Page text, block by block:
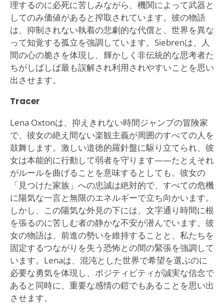
理するのに必死に苦しみながら、機関によって武器と
してのみ価値があると搾取されています。彼の物語
は、抑制されない執着の悲劇的な代償と、世界を異な
って知覚する孤立を強調しています。Siebrenは、人
間の心の脆さを体現し、輝かしく非伝統的な思考者た
ちがしばしば最も誤解され利用されやすいことを思い
出させます。
Tracer
Lena Oxtonは、抑えきれない時間ジャンプの冒険家
で、彼女の絶え間ない楽観主義が周囲のすべての人を
鼓舞します。激しい道徳的羅針盤に駆り立てられ、彼
女は本能的に行動して弱者を守ります——たとえそれ
がルールを曲げることを意味するとしても。彼女の
「見つけた家族」への忠誠は絶対的で、すべての危機
に陽気な一言と無限のエネルギーで立ち向かいます。
しかし、この陽気な外見の下には、文字通り時間に根
を張るのに苦しむ者の静かな不安が潜んでいます。彼
女の物語は、前進の勢いを維持することと、私たちを
固定するつながりを失う恐怖との間の緊張を強調して
います。Lenaは、混沌とした世界で希望を選ぶのに
必要な勇気を体現し、ポジティビティが誠実な信念で
あると同時に、重要な感情の鎧でもあることを思い出
させます。